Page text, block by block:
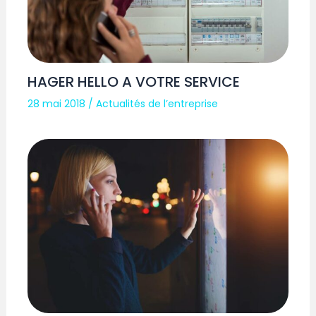
HAGER HELLO A VOTRE SERVICE
28 mai 2018 /Actualités de l’entreprise